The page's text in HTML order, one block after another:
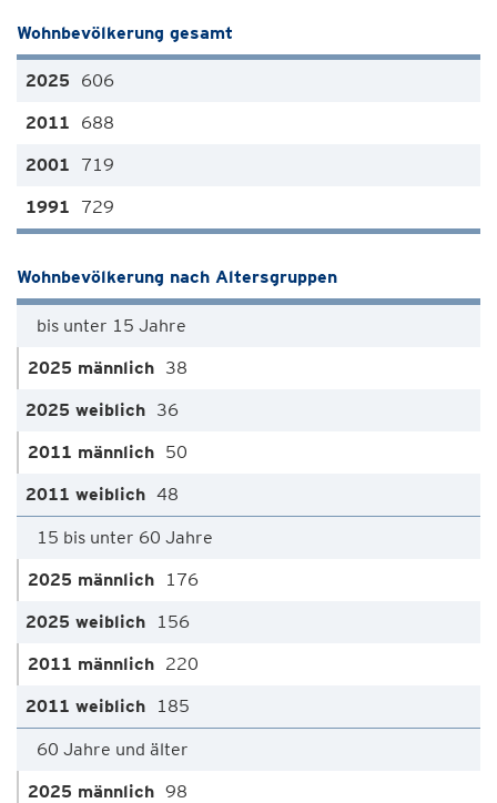
Wohnbevölkerung gesamt
606
688
719
729
Wohnbevölkerung nach Altersgruppen
bis unter 15 Jahre
38
36
50
48
15 bis unter 60 Jahre
176
156
220
185
60 Jahre und älter
98